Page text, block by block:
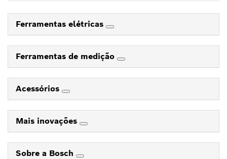
Ferramentas elétricas
Ferramentas de medição
Acessórios
Mais inovações
Sobre a Bosch